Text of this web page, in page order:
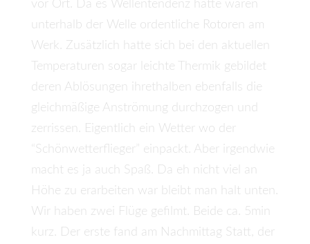
vor Ort. Da es Wellentendenz hatte waren
unterhalb der Welle ordentliche Rotoren am
Werk. Zusätzlich hatte sich bei den aktuellen
Temperaturen sogar leichte Thermik gebildet
deren Ablösungen ihrethalben ebenfalls die
gleichmäßige Anströmung durchzogen und
zerrissen. Eigentlich ein Wetter wo der
“Schönwetterflieger” einpackt. Aber irgendwie
macht es ja auch Spaß. Da eh nicht viel an
Höhe zu erarbeiten war bleibt man halt unten.
Wir haben zwei Flüge gefilmt. Beide ca. 5min
kurz. Der erste fand am Nachmittag Statt, der